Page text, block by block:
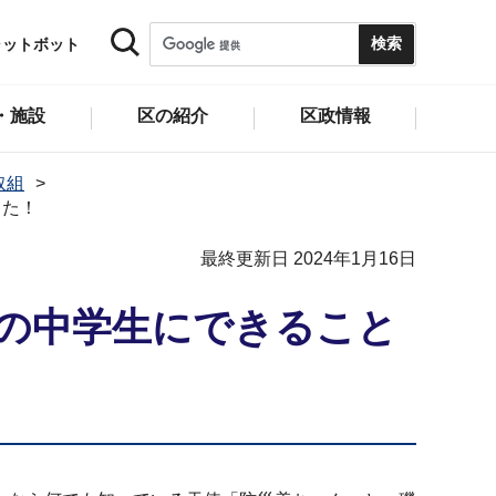
トボット
施設 区の紹介 区政情報
組
！
最終更新日 2024年1月16日
中学生にできること